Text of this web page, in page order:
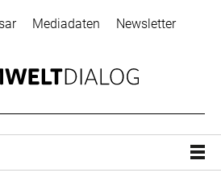
Mediadaten Newsletter